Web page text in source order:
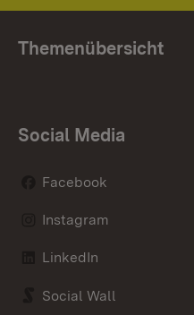
Themenübersicht
Social Media
Facebook
Instagram
LinkedIn
Social Wall